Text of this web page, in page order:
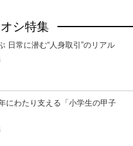
シ特集
日常に潜む“人身取引”のリアル
にわたり支える「小学生の甲子